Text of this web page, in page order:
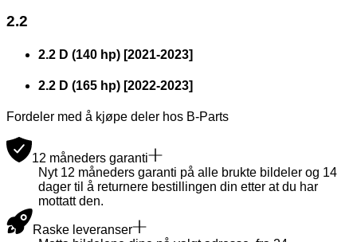
2.2
2.2 D (140 hp) [2021-2023]
2.2 D (165 hp) [2022-2023]
Fordeler med å kjøpe deler hos B-Parts
12 måneders garanti
Nyt 12 måneders garanti på alle brukte bildeler og 14
dager til å returnere bestillingen din etter at du har
mottatt den.
Raske leveranser